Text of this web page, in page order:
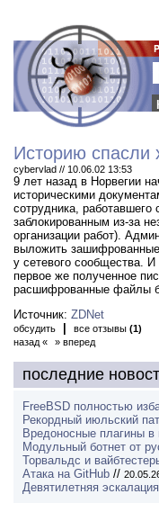
Историю спасли
cybervlad // 10.06.02 13:53
9 лет назад в Норвегии
историческими
сотрудника,
заблокированным из-за
организации работ).
выложить
у сетевого сообщества.
первое же полученное
расшифрованные файлы
Источник: ZDNet
обсудить все отзывы (1)
назад «
» вперед
последние
FreeBSD полностью
Рекордный июльский
Вредоносные плагины в
Модульный ботнет от
Торвальдс и
Атака на GitHub //
Девятилетняя